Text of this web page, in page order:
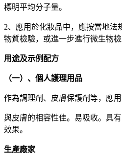
標明平均分子量。
2、應用於化妝品中，應按當地法
物質檢驗，或進一步進行微生物檢
用途及示例配方
（一）、個人護理用品
作為調理劑、皮膚保護劑等，應
與皮膚的相容性佳。易吸收。具
效果。
生產廠家